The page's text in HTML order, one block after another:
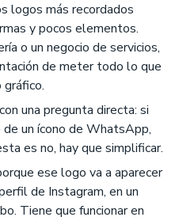
logos más recordados
y pocos elementos.
o un negocio de servicios,
de meter todo lo que
gráfico.
una pregunta directa: si
un ícono de WhatsApp,
es no, hay que simplificar.
ese logo va a aparecer
de Instagram, en un
Tiene que funcionar en